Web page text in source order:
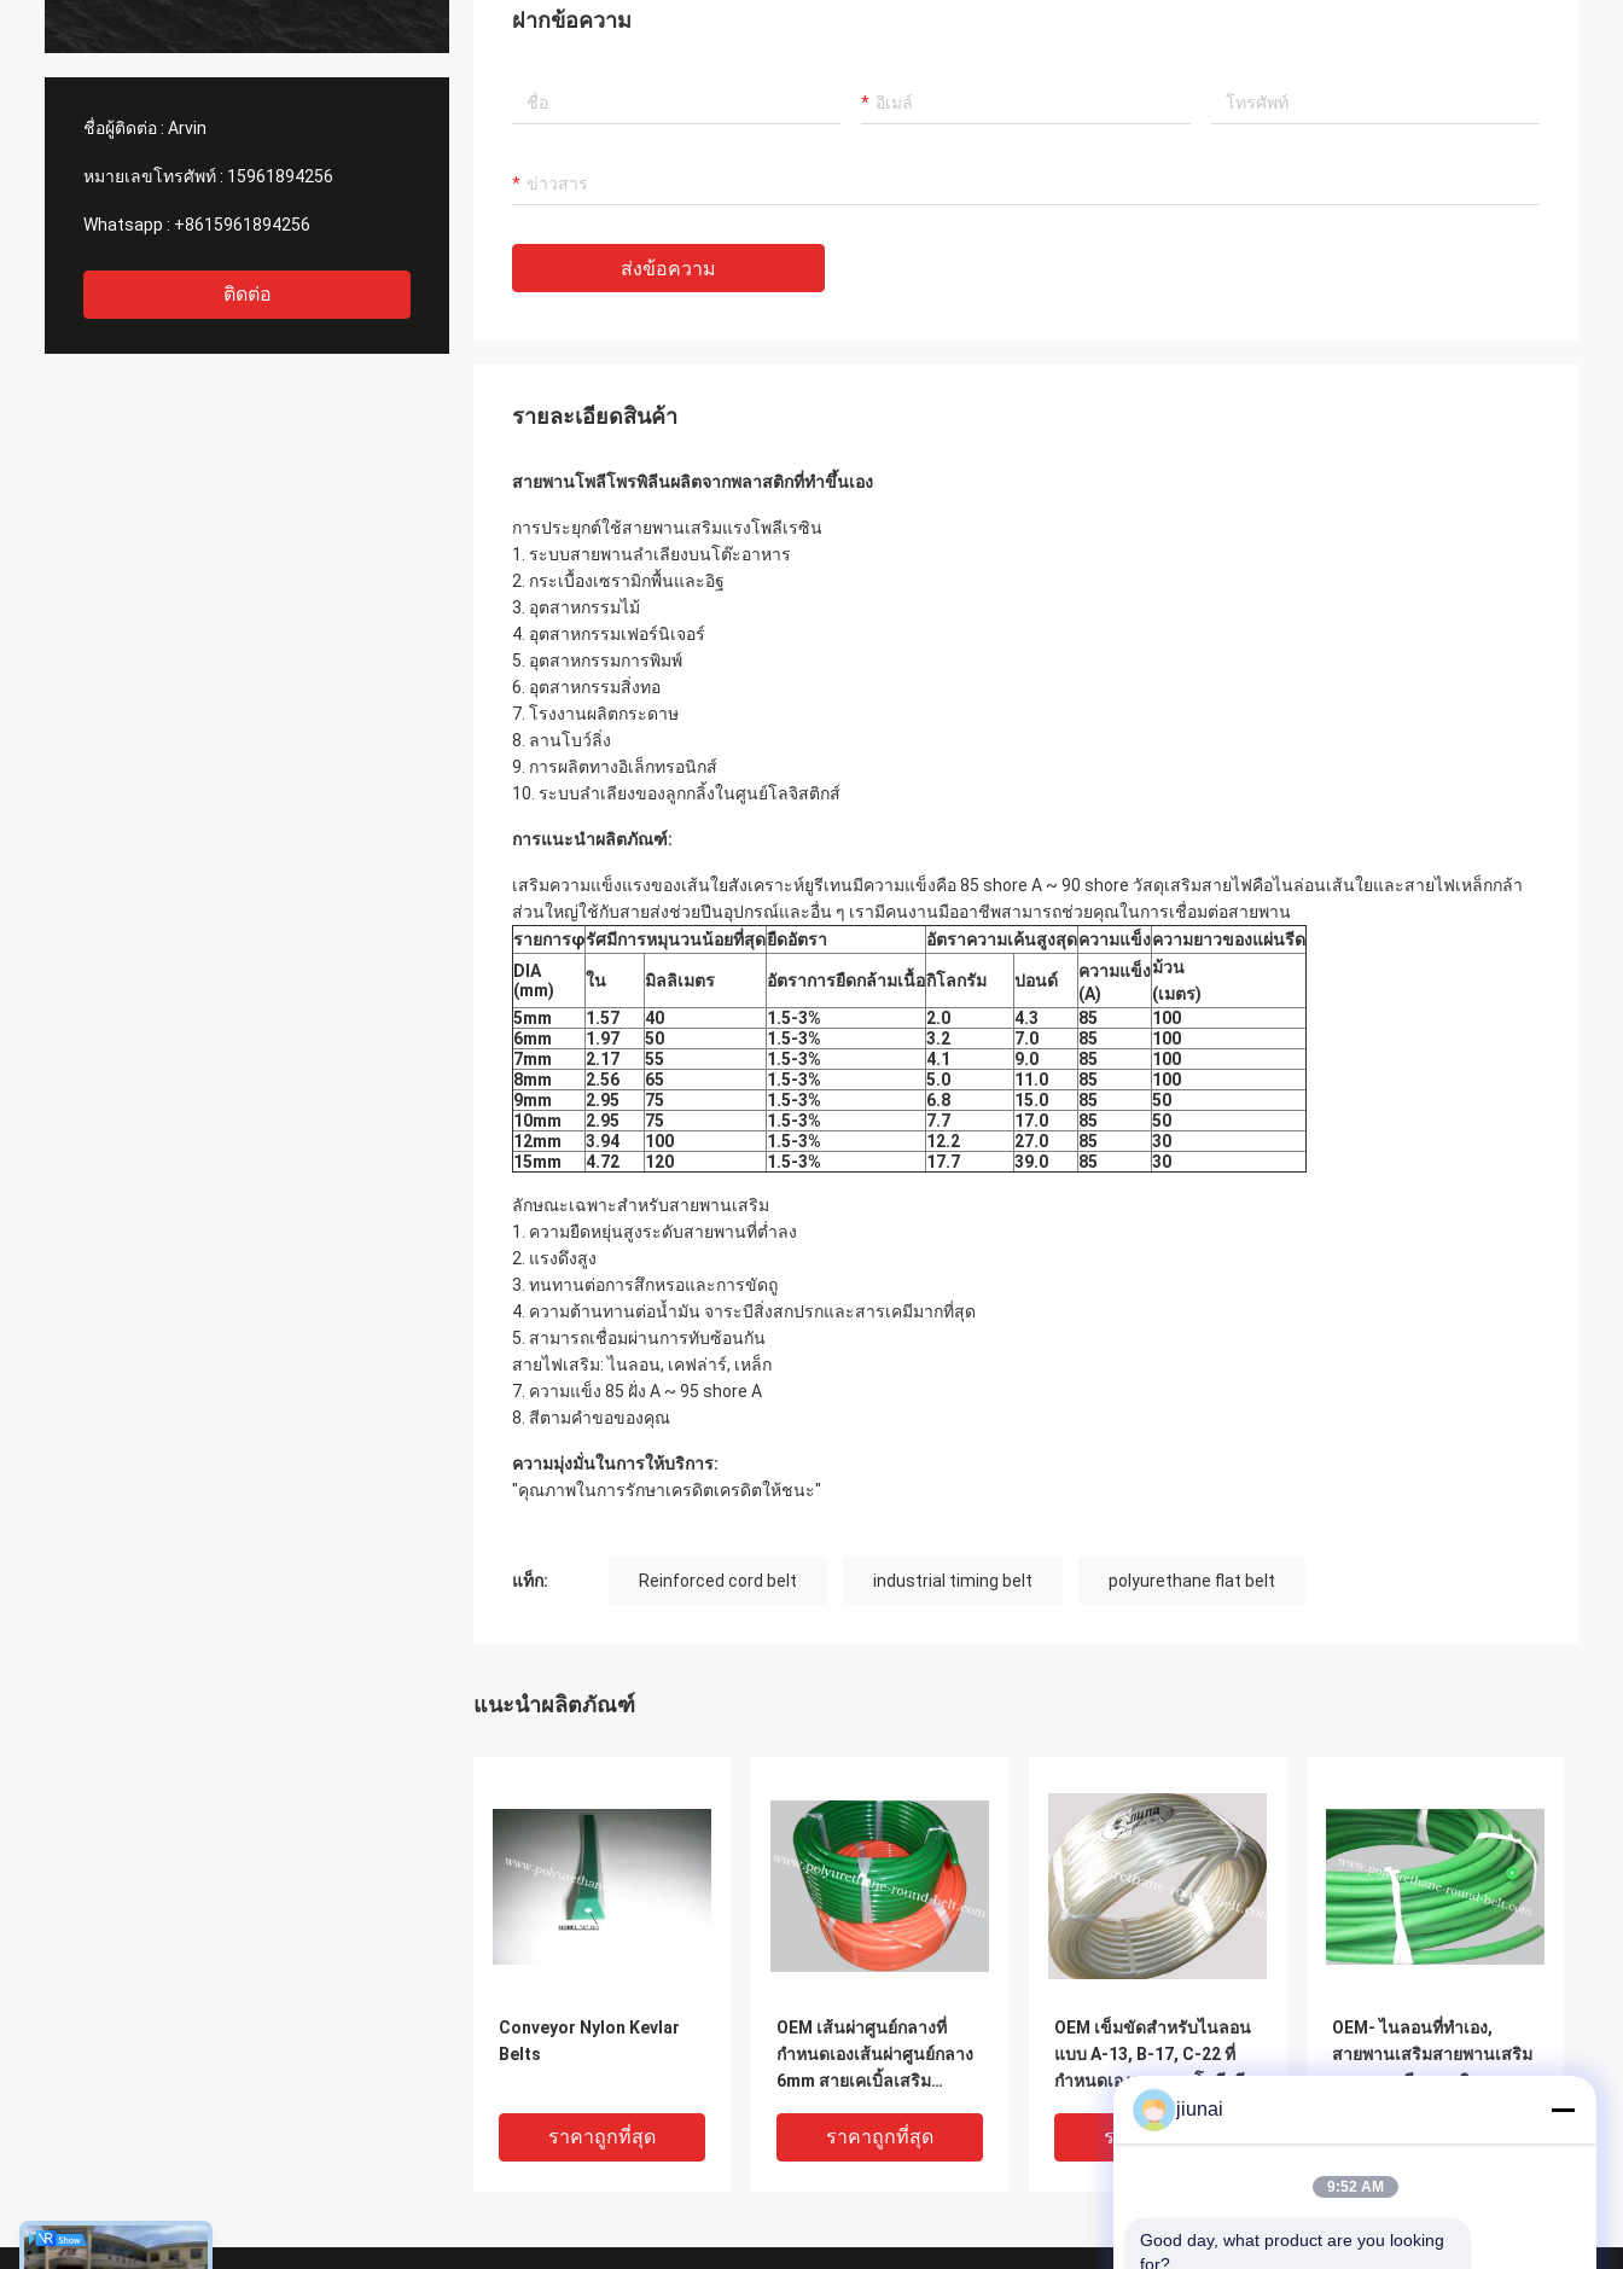
ชื่อผู้ติดต่อ : Arvin
หมายเลขโทรศัพท์ : 15961894256
Whatsapp : +8615961894256
ติดต่อ
ฝากข้อความ
ส่งข้อความ
รายละเอียดสินค้า
สายพานโพลีโพรพิลีนผลิตจากพลาสติกที่ทำขึ้นเอง
การประยุกต์ใช้สายพานเสริมแรงโพลีเรซิน
1. ระบบสายพานลำเลียงบนโต๊ะอาหาร
2. กระเบื้องเซรามิกพื้นและอิฐ
3. อุตสาหกรรมไม้
4. อุตสาหกรรมเฟอร์นิเจอร์
5. อุตสาหกรรมการพิมพ์
6. อุตสาหกรรมสิ่งทอ
7. โรงงานผลิตกระดาษ
8. ลานโบว์ลิ่ง
9. การผลิตทางอิเล็กทรอนิกส์
10. ระบบลำเลียงของลูกกลิ้งในศูนย์โลจิสติกส์
การแนะนำผลิตภัณฑ์:
เสริมความแข็งแรงของเส้นใยสังเคราะห์ยูรีเทนมีความแข็งคือ 85 shore A ~ 90 shore วัสดุเสริมสายไฟคือไนล่อนเส้นใยและสายไฟเหล็กกล้า
ส่วนใหญ่ใช้กับสายส่งช่วยปีนอุปกรณ์และอื่น ๆ เรามีคนงานมืออาชีพสามารถช่วยคุณในการเชื่อมต่อสายพาน
รายการφรัศมีการหมุนวนน้อยที่สุดยืดอัตรา อัตราความเค้นสูงสุดความแข็งความยาวของแผ่นรีด
DIA
(mm)
ใน มิลลิเมตร อัตราการยืดกล้ามเนื้อกิโลกรัม ปอนด์
ความแข็ง
(A)
ม้วน
(เมตร)
5mm
1.57 40 1.5-3% 2.0 4.3 85
100
6mm
1.97 50 1.5-3% 3.2 7.0 85
100
7mm
2.17 55 1.5-3% 4.1 9.0 85
100
8mm
2.56 65 1.5-3% 5.0 11.0 85
100
9mm
2.95 75 1.5-3% 6.8 15.0 85
50
10mm
2.95 75 1.5-3% 7.7 17.0 85
50
12mm
3.94 100 1.5-3% 12.2 27.0 85
30
15mm
4.72 120 1.5-3% 17.7 39.0 85 30
ลักษณะเฉพาะสำหรับสายพานเสริม
1. ความยืดหยุ่นสูงระดับสายพานที่ต่ำลง
2. แรงดึงสูง
3. ทนทานต่อการสึกหรอและการขัดถู
4. ความต้านทานต่อน้ำมัน จาระบีสิ่งสกปรกและสารเคมีมากที่สุด
5. สามารถเชื่อมผ่านการทับซ้อนกัน
สายไฟเสริม: ไนลอน, เคฟล่าร์, เหล็ก
7. ความแข็ง 85 ฝั่ง A ~ 95 shore A
8. สีตามคำขอของคุณ
ความมุ่งมั่นในการให้บริการ:
"คุณภาพในการรักษาเครดิตเครดิตให้ชนะ"
แท็ก: Reinforced cord belt industrial timing belt polyurethane flat belt
แนะนำผลิตภัณฑ์
Conveyor Nylon Kevlar
Belts
ราคาถูกที่สุด
OEM เส้นผ่าศูนย์กลางที่
กำหนดเองเส้นผ่าศูนย์กลาง
6mm สายเคเบิ้ลเสริม
ราคาถูกที่สุด
OEM เข็มขัดสำหรับไนลอน
แบบ A-13, B-17, C-22 ที่
กำหนดเองสายพานโพลียูรี
เทนเสริมแรง / สายเคฟลาร์
ราคาถูกที่สุด
OEM- ไนลอนที่ทำเอง,
สายพานเสริมสายพานเสริม
สายพานยูรีเทนเสริมแรง
jiunai
9:52 AM
Good day, what product are you looking
for?